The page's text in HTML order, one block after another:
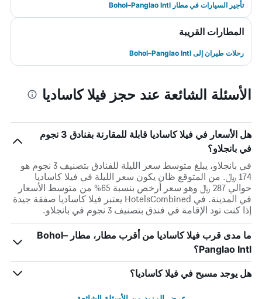
تأجير السيارات في مطار Bohol–Panglao Intl
المطارات القريبة
رحلات طيران إلى Bohol–Panglao Intl
الأسئلة الشائعة عند حجز فيلا كاساديا
هل الأسعار في فيلا كاساديا قابلة للمقارنة بفنادق 3 نجوم
في بانجلاو؟
في بانجلاو، يبلغ متوسط ​​سعر الليلة للفنادق بتصنيف 3 نجوم هو
174 ﷼. من المتوقع ظان يكون سعر الليلة في فيلا كاساديا
حوالي 287 ﷼ وهو سعر أرخص بنسبة 65% من متوسط الأسعار
في المدينة. في HotelsCombined يعتبر فيلا كاساديا صفقة جيدة
إذا كنت تود الإقامة في فندق بتصنيف 3 نجوم في بانجلاو.
ما مدى قرب فيلا كاساديا من أقرب مطار، مطار Bohol–
Panglao Intl؟
هل يوجد مسبح في فيلا كاساديا؟